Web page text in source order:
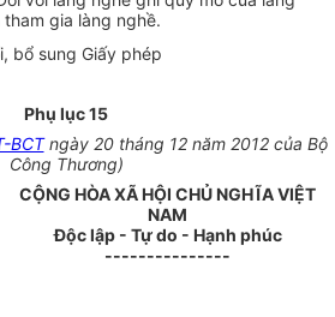
gia làng nghề.
bổ sung Giấy phép
Phụ lục 15
BCTngày 20 tháng 12 năm 2012 của Bộ
Công Thương)
CỘNG HÒA XÃ HỘI CHỦ NGHĨA VIỆT
NAM
Độc lập - Tự do - Hạnh phúc
---------------